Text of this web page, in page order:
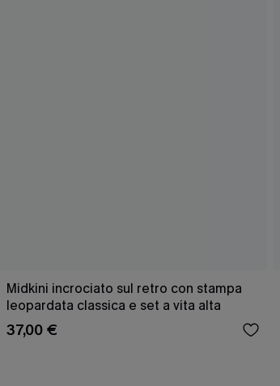
Midkini incrociato sul retro con stampa
leopardata classica e set a vita alta
37,00 €